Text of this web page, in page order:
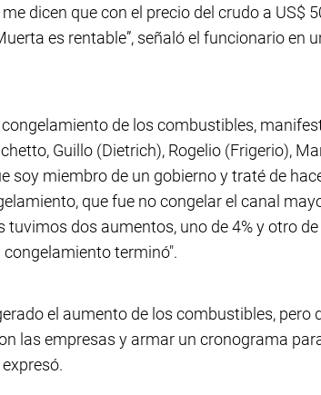
dicen que con el precio del crudo a US$
es rentable”, señaló el funcionario en
de los combustibles,
Guillo (Dietrich), Rogelio (Frigerio),
soy miembro de un gobierno y traté de
que fue no congelar el canal
tuvimos dos aumentos, uno de 4% y otro de
congelamiento terminó".
el aumento de los combustibles, pero
las empresas y armar un cronograma